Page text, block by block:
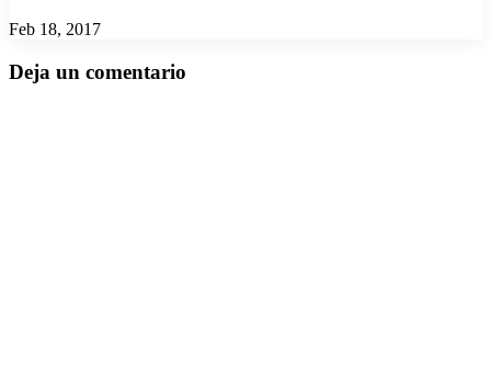
Feb 18, 2017
Deja un comentario